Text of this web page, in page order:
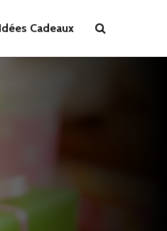
Idées Cadeaux